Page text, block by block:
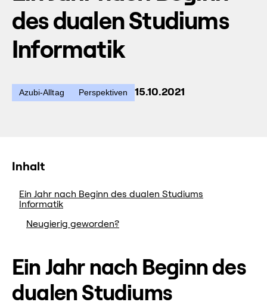
des dualen Studiums
Informatik
Azubi-Alltag Perspektiven 15.10.2021
Inhalt
Ein Jahr nach Beginn des dualen Studiums
Informatik
Neugierig geworden?
Ein Jahr nach Beginn des
dualen Studiums